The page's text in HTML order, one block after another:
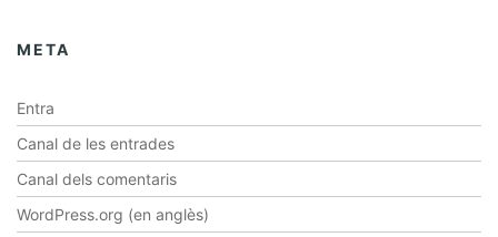
META
Entra
Canal de les entrades
Canal dels comentaris
WordPress.org (en anglès)